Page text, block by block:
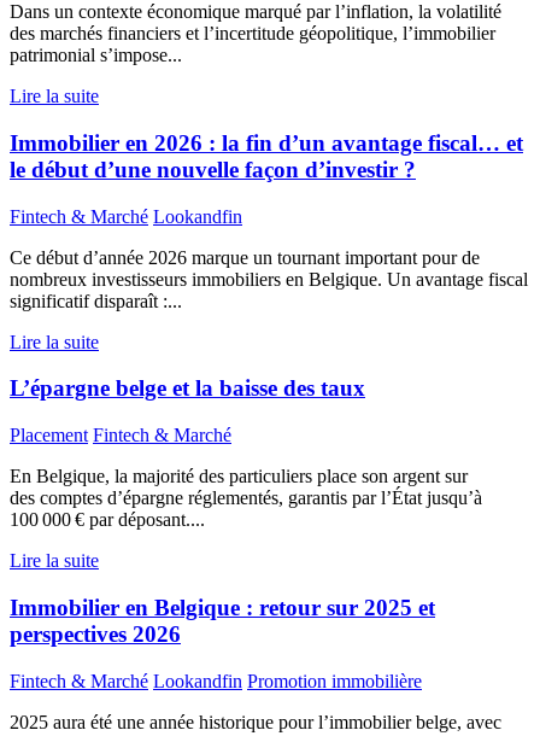
Dans un contexte économique marqué par l’inflation, la volatilité
des marchés financiers et l’incertitude géopolitique, l’immobilier
patrimonial s’impose...
Lire la suite
Immobilier en 2026 : la fin d’un avantage fiscal… et
le début d’une nouvelle façon d’investir ?
Fintech & Marché Lookandfin
Ce début d’année 2026 marque un tournant important pour de
nombreux investisseurs immobiliers en Belgique. Un avantage fiscal
significatif disparaît :...
Lire la suite
L’épargne belge et la baisse des taux
Placement Fintech & Marché
En Belgique, la majorité des particuliers place son argent sur
des comptes d’épargne réglementés, garantis par l’État jusqu’à
100 000 € par déposant....
Lire la suite
Immobilier en Belgique : retour sur 2025 et
perspectives 2026
Fintech & Marché Lookandfin Promotion immobilière
2025 aura été une année historique pour l’immobilier belge, avec